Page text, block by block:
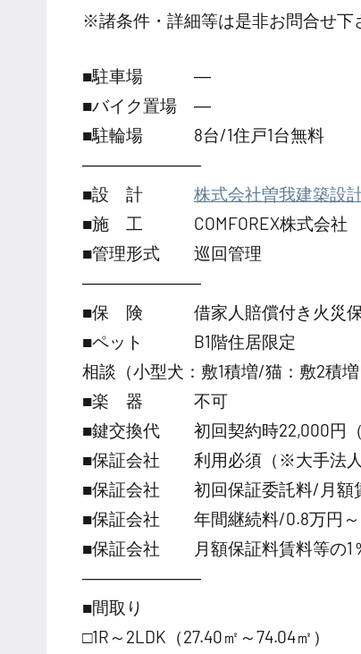
※諸条件・詳細等は是非お問合せ下
■駐車場 ―
■バイク置場 ―
■駐輪場 8台/1住戸1台無料
―――――――
■設 計 株式会社曽我建築設
■施 工 COMFOREX株式会社
■管理形式 巡回管理
―――――――
■保 険 借家人賠償付き火災保
■ペット B1階住居限定
相談（小型犬：敷1積増/猫：敷2積増
■楽 器 不可
■鍵交換代 初回契約時22,000円（
■保証会社 利用必須（※大手法人
■保証会社 初回保証委託料/月額
■保証会社 年間継続料/0.8万円～
■保証会社 月額保証料賃料等の1
―――――――
■間取り
□1R～2LDK（27.40㎡～74.04㎡）